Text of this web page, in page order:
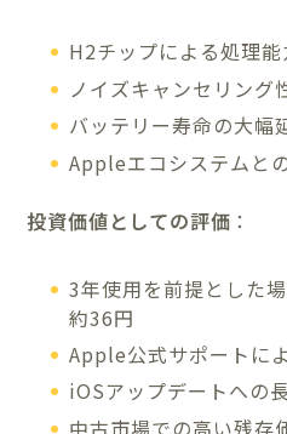
H2チップによる処理能
ノイズキャンセリング
バッテリー寿命の大幅
Appleエコシステムと
投資価値としての評価 ：
3年使用を前提とした
約36円
Apple公式サポートに
iOSアップデートへの
中古市場での高い残存